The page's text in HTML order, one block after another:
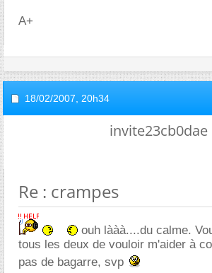
A+
18/02/2007, 20h34
invite23cb0dae
Re : crampes
ouh lààà....du calme.
tous les deux de vouloir m'aider à
pas de bagarre, svp